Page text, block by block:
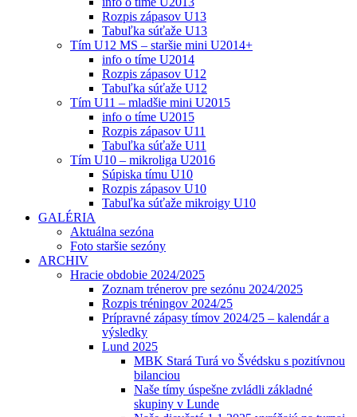
Rozpis zápasov U13
Tabuľka súťaže U13
Tím U12 MS – staršie mini U2014+
info o tíme U2014
Rozpis zápasov U12
Tabuľka súťaže U12
Tím U11 – mladšie mini U2015
info o tíme U2015
Rozpis zápasov U11
Tabuľka súťaže U11
Tím U10 – mikroliga U2016
Súpiska tímu U10
Rozpis zápasov U10
Tabuľka súťaže mikroigy U10
GALÉRIA
Aktuálna sezóna
Foto staršie sezóny
ARCHIV
Hracie obdobie 2024/2025
Zoznam trénerov pre sezónu 2024/2025
Rozpis tréningov 2024/25
Prípravné zápasy tímov 2024/25 – kalendár a
výsledky
Lund 2025
MBK Stará Turá vo Švédsku s pozitívnou
bilanciou
Naše tímy úspešne zvládli základné
skupiny v Lunde